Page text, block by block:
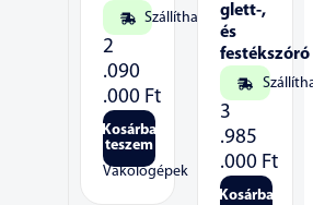
Szállítható
2
.090
.000 Ft
Kosárba
teszem
Vakológépek
glett-,
és
festékszóró
3
.985
.000 Ft
Kosárba